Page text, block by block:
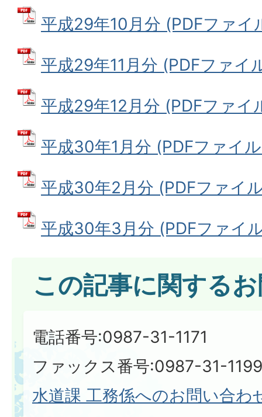
平成29年10月分 (PDFファイ
平成29年11月分 (PDFファイ
平成29年12月分 (PDFファイ
平成30年1月分 (PDFファイ
平成30年2月分 (PDFファイ
平成30年3月分 (PDFファイ
この記事に関する
電話番号:0987-31-1171
ファックス番号:0987-31-1199
水道課 工務係へのお問い合わ